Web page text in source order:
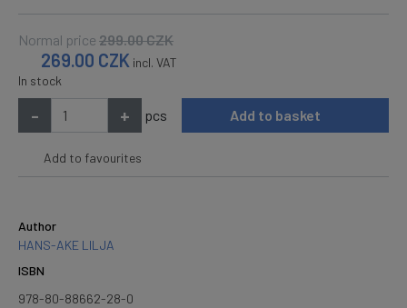
Normal price 299.00CZK
269.00 CZK incl. VAT
In stock
- + pcs Add to basket
Add to favourites
Author
HANS-AKE LILJA
ISBN
978-80-88662-28-0